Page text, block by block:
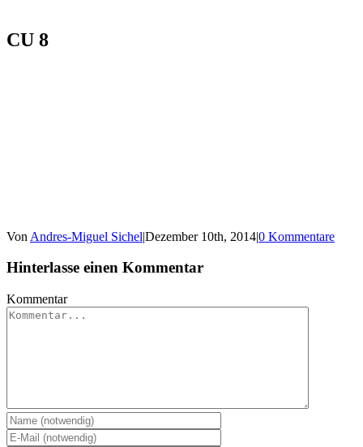
CU 8
Von Andres-Miguel Sichel|Dezember 10th, 2014|0 Kommentare
Hinterlasse einen Kommentar
Kommentar